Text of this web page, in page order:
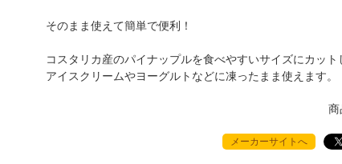
そのまま使えて簡単で便利！
コスタリカ産のパイナップルを食べやすいサイズにカット
アイスクリームやヨーグルトなどに凍ったまま使えます。
商
メーカーサイトへ